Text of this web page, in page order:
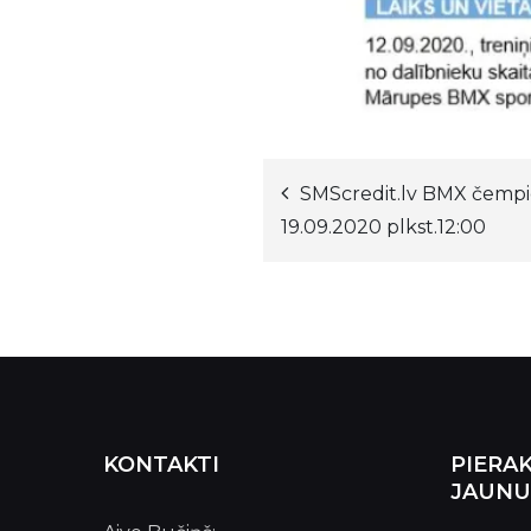
Ziņu
SMScredit.lv BMX
19.09.2020 plkst.12:00
KONTAKTI